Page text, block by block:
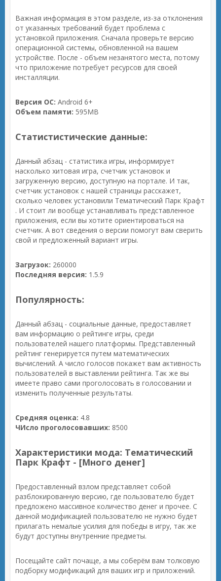
Важная информация в этом разделе, из-за отклонения
от указанных требований будет проблема с
установкой приложения. Сначала проверьте версию
операционной системы, обновленной на вашем
устройстве. После - объем незанятого места, потому
что приложение потребует ресурсов для своей
инсталляции.
Версия ОС: Android 6+
Объем памяти: 595MB
Статистистические данные:
Данный абзац - статистика игры, информирует
насколько хитовая игра, счетчик установок и
загруженную версию, доступную на портале. И так,
счетчик установок с нашей страницы расскажет,
сколько человек установили Тематический Парк Крафт
. И стоит ли вообще устанавливать представленное
приложения, если вы хотите ориентироваться на
счетчик. А вот сведения о версии помогут вам сверить
свой и предложенный вариант игры.
Загрузок: 260000
Последняя версия: 1.5.9
Популярность:
Данный абзац - социальные данные, предоставляет
вам информацию о рейтинге игры, среди
пользователей нашего платформы. Представленный
рейтинг генерируется путем математических
вычислений. А число голосов покажет вам активность
пользователей в выставлении рейтинга. Так же вы
имеете право сами проголосовать в голосовании и
изменить полученные результаты.
Средняя оценка: 4.8
ЧИсло проголосовавших: 8500
Характеристики мода: Тематический
Парк Крафт - [Много денег]
Предоставленный взлом представляет собой
разблокированную версию, где пользователю будет
предложено массивное количество денег и прочее. С
данной модификацией пользователю не нужно будет
прилагать немалые усилия для победы в игру, так же
будут доступны внутренние предметы.
Посещайте сайт почаще, а мы соберём вам толковую
подборку модификаций для ваших игр и приложений.